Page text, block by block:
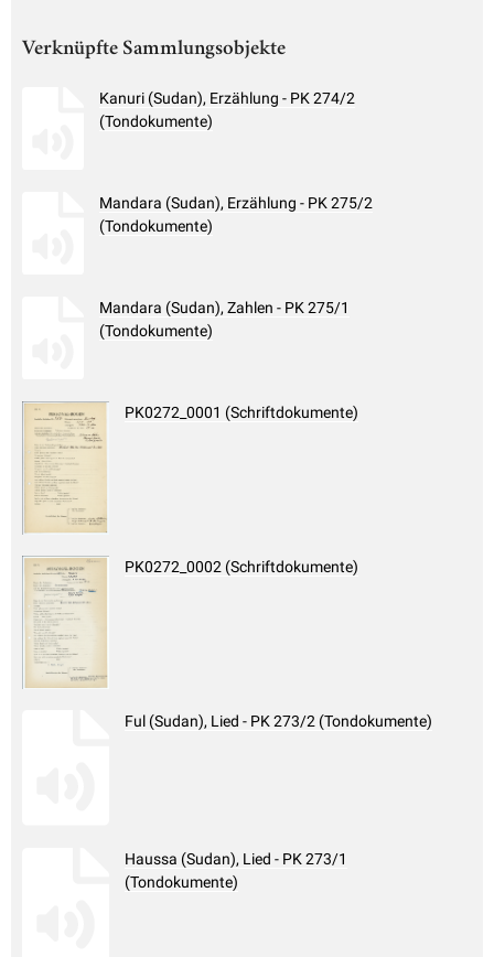
Verknüpfte Sammlungsobjekte
Kanuri (Sudan), Erzählung - PK 274/2
(Tondokumente)
Mandara (Sudan), Erzählung - PK 275/2
(Tondokumente)
Mandara (Sudan), Zahlen - PK 275/1
(Tondokumente)
PK0272_0001 (Schriftdokumente)
PK0272_0002 (Schriftdokumente)
Ful (Sudan), Lied - PK 273/2 (Tondokumente)
Haussa (Sudan), Lied - PK 273/1
(Tondokumente)